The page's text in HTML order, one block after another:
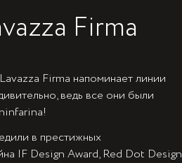
Firma
Firma напоминает линии
ведь все они были
в престижных
IF Design Award, Red Dot Design